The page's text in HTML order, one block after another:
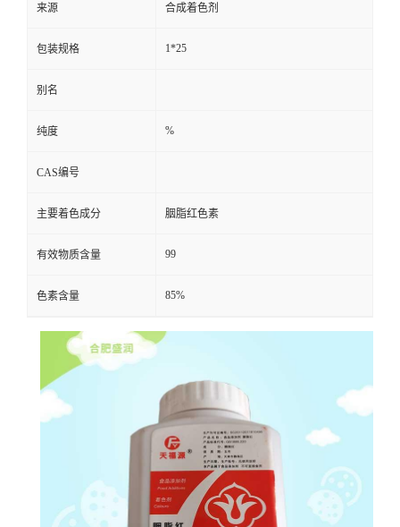
来源 合成着色剂
包装规格 1*25
别名
纯度 %
CAS编号
主要着色成分 胭脂红色素
有效物质含量 99
色素含量 85%